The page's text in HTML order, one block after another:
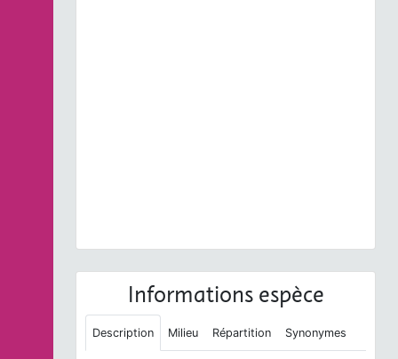
Informations espèce
Description Milieu Répartition Synonymes